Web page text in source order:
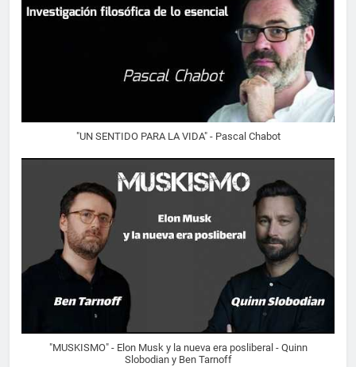
"UN SENTIDO PARA LA VIDA" - Pascal Chabot
"MUSKISMO" - Elon Musk y la nueva era posliberal - Quinn
Slobodian y Ben Tarnoff